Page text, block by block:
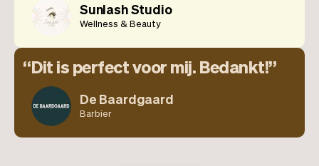
Sunlash Studio
Wellness & Beauty
Dit is perfect voor mij. Bedankt!
De Baardgaard
Barbier